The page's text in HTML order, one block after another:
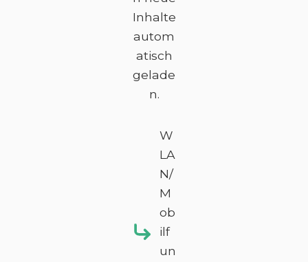
Inhalte
autom
atisch
gelade
n.
W
LA
N/
M
ob
ilf
un